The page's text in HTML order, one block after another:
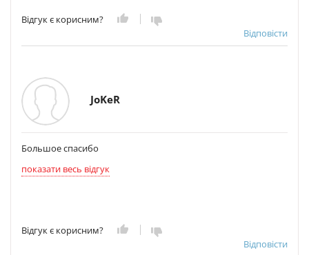
Відгук є корисним?
Відповісти
JoKeR
Большое спасибо
показати весь відгук
Відгук є корисним?
Відповісти